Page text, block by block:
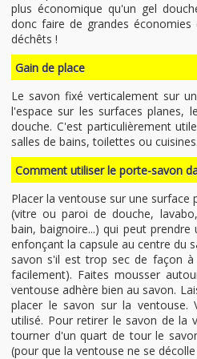
plus économique qu'un gel
donc faire de grandes
déchêts !
Gain de place
Le savon fixé verticalement sur
l'espace sur les surfaces planes,
douche. C'est particulièrement
salles de bains, toilettes ou cuisines.
Comment utiliser le porte-savon
Placer la ventouse sur une surface
(vitre ou paroi de douche,
bain, baignoire...) qui peut
enfonçant la capsule au centre du
savon s'il est trop sec de façon
facilement). Faites mousser
ventouse adhère bien au savon.
placer le savon sur la
utilisé. Pour retirer le savon de la
tourner d'un quart de tour le
(pour que la ventouse ne se